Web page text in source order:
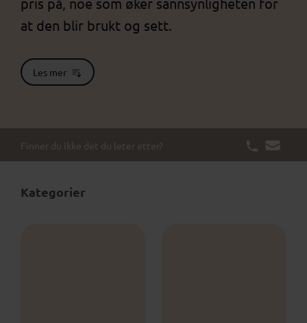
at den blir brukt og sett.
Les mer
Finner du ikke det du leter etter?
Kategorier